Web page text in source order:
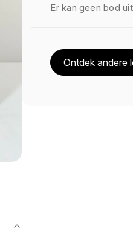
Er kan geen bod
Ontdek andere